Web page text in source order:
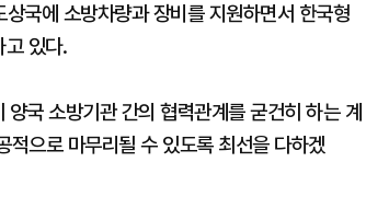
국에 소방차량과 장비를 지원하면서 한국형
고 있다.
국 소방기관 간의 협력관계를 굳건히 하는 계
으로 마무리될 수 있도록 최선을 다하겠